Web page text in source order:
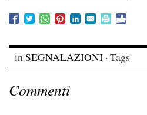
inSEGNALAZIONI · Tags
Commenti